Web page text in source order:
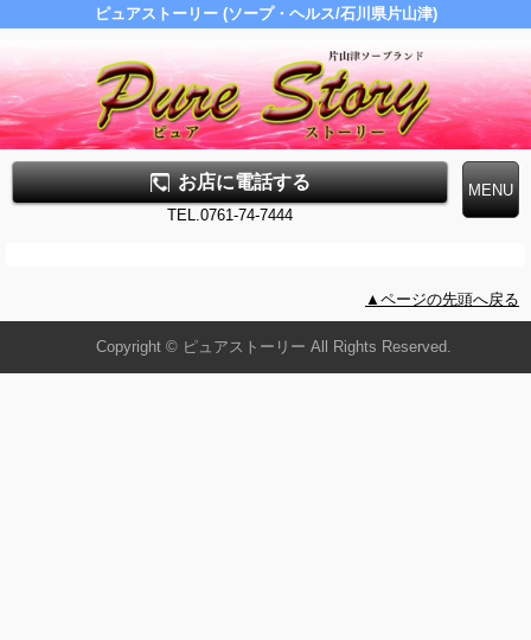
ピュアストーリー (ソープ・ヘルス/石川県片山津)
お店に電話する
TEL.0761-74-7444
▲ページの先頭へ戻る
Copyright © ピュアストーリー All Rights Reserved.